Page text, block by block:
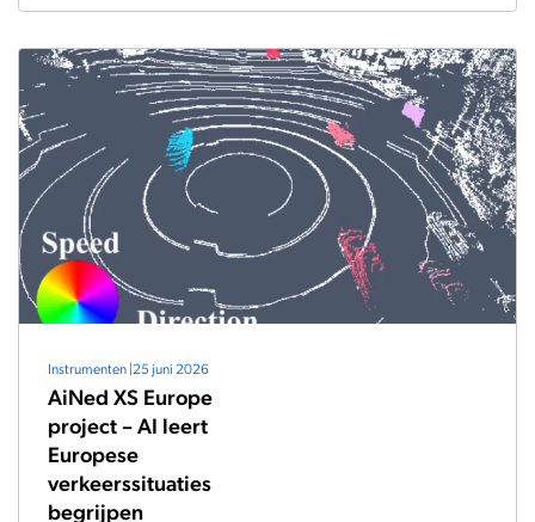
Instrumenten|25 juni 2026
AiNed XS Europe
project – AI leert
Europese
verkeerssituaties
begrijpen